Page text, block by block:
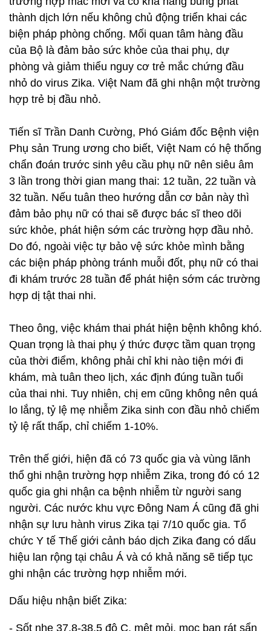
thành dịch lớn nếu không chủ động triển khai các
biện pháp phòng chống. Mối quan tâm hàng đầu
của Bộ là đảm bảo sức khỏe của thai phụ, dự
phòng và giảm thiểu nguy cơ trẻ mắc chứng đầu
nhỏ do virus Zika. Việt Nam đã ghi nhận một trường
hợp trẻ bị đầu nhỏ.
Tiến sĩ Trần Danh Cường, Phó Giám đốc Bệnh viện
Phụ sản Trung ương cho biết, Việt Nam có hệ thống
chẩn đoán trước sinh yêu cầu phụ nữ nên siêu âm
3 lần trong thời gian mang thai: 12 tuần, 22 tuần và
32 tuần. Nếu tuân theo hướng dẫn cơ bản này thì
đảm bảo phụ nữ có thai sẽ được bác sĩ theo dõi
sức khỏe, phát hiện sớm các trường hợp đầu nhỏ.
Do đó, ngoài việc tự bảo vệ sức khỏe mình bằng
các biện pháp phòng tránh muỗi đốt, phụ nữ có thai
đi khám trước 28 tuần để phát hiện sớm các trường
hợp dị tật thai nhi.
Theo ông, việc khám thai phát hiện bệnh không khó.
Quan trọng là thai phụ ý thức được tầm quan trọng
của thời điểm, không phải chỉ khi nào tiện mới đi
khám, mà tuân theo lịch, xác định đúng tuần tuổi
của thai nhi. Tuy nhiên, chị em cũng không nên quá
lo lắng, tỷ lệ mẹ nhiễm Zika sinh con đầu nhỏ chiếm
tỷ lệ rất thấp, chỉ chiếm 1-10%.
Trên thế giới, hiện đã có 73 quốc gia và vùng lãnh
thổ ghi nhận trường hợp nhiễm Zika, trong đó có 12
quốc gia ghi nhận ca bệnh nhiễm từ người sang
người. Các nước khu vực Đông Nam Á cũng đã ghi
nhận sự lưu hành virus Zika tại 7/10 quốc gia. Tổ
chức Y tế Thế giới cảnh báo dịch Zika đang có dấu
hiệu lan rộng tại châu Á và có khả năng sẽ tiếp tục
ghi nhận các trường hợp nhiễm mới.
Dấu hiệu nhận biết Zika:
- Sốt nhẹ 37,8-38,5 độ C, mệt mỏi, mọc ban rát sẩn